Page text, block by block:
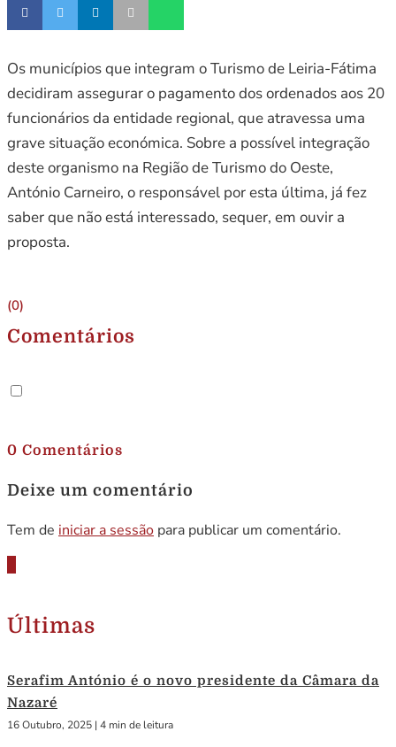
Os municípios que integram o Turismo de Leiria-Fátima
decidiram assegurar o pagamento dos ordenados aos 20
funcionários da entidade regional, que atravessa uma
grave situação económica. Sobre a possível integração
deste organismo na Região de Turismo do Oeste,
António Carneiro, o responsável por esta última, já fez
saber que não está interessado, sequer, em ouvir a
proposta.
(0)
Comentários
0 Comentários
Deixe um comentário
Tem de iniciar a sessão para publicar um comentário.
Últimas
Serafim António é o novo presidente da Câmara da
Nazaré
16 Outubro, 2025 | 4 min de leitura